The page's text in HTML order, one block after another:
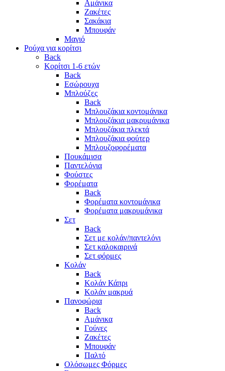
Αμάνικα
Ζακέτες
Σακάκια
Μπουφάν
Μαγιό
Ρούχα για κορίτσι
Back
Κορίτσι 1-6 ετών
Back
Εσώρουχα
Μπλούζες
Back
Μπλουζάκια κοντομάνικα
Μπλουζάκια μακρυμάνικα
Μπλουζάκια πλεκτά
Μπλουζάκια φούτερ
Μπλουζοφορέματα
Πουκάμισα
Παντελόνια
Φούστες
Φορέματα
Back
Φορέματα κοντομάνικα
Φορέματα μακρυμάνικα
Σετ
Back
Σετ με κολάν/παντελόνι
Σετ καλοκαιρινά
Σετ φόρμες
Κολάν
Back
Κολάν Κάπρι
Κολάν μακρυά
Πανοφώρια
Back
Αμάνικα
Γούνες
Ζακέτες
Μπουφάν
Παλτό
Ολόσωμες Φόρμες